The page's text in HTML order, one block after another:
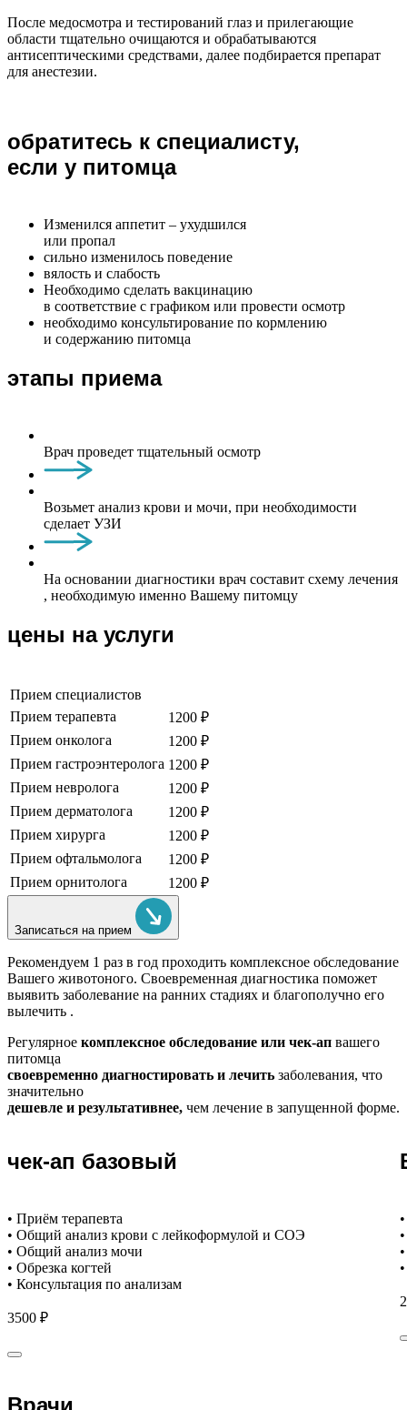
После медосмотра и тестирований глаз и прилегающие
области тщательно очищаются и обрабатываются
антисептическими средствами, далее подбирается препарат
для анестезии.
обратитесь к специалисту,
если у питомца
Изменился аппетит – ухудшился
или пропал
сильно изменилось поведение
вялость и слабость
Необходимо сделать вакцинацию
в соответствие с графиком или провести осмотр
необходимо консультирование по кормлению
и содержанию питомца
этапы приема
Врач проведет тщательный осмотр
Возьмет анализ крови и мочи, при необходимости
сделает УЗИ
На основании диагностики врач составит схему лечения
, необходимую именно Вашему питомцу
цены на услуги
Прием специалистов
Прием терапевта
1200 ₽
Прием онколога
1200 ₽
Прием гастроэнтеролога 1200 ₽
Прием невролога
1200 ₽
Прием дерматолога
1200 ₽
Прием хирурга
1200 ₽
Прием офтальмолога
1200 ₽
Прием орнитолога
1200 ₽
Записаться на прием
Рекомендуем 1 раз в год проходить комплексное обследование
Вашего животоного. Своевременная диагностика поможет
выявить заболевание на ранних стадиях и благополучно его
вылечить .
Регулярное комплексное обследование или чек-ап вашего
питомца
своевременно диагностировать и лечить заболевания, что
значительно
дешевле и результативнее, чем лечение в запущенной форме.
чек-ап базовый
• Приём терапевта
• Общий анализ крови с лейкоформулой и СОЭ
• Общий анализ мочи
• Обрезка когтей
• Консультация по анализам
3500 ₽
Врачи